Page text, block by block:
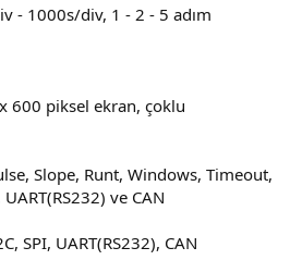
- 1000s/div, 1 - 2 - 5 adım
600 piksel ekran, çoklu
Slope, Runt, Windows, Timeout,
ve CAN
SPI, UART(RS232), CAN